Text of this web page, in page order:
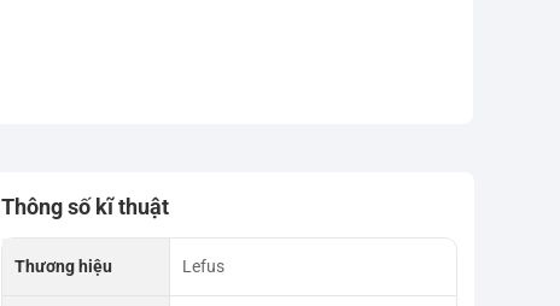
Thông số kĩ thuật
Thương hiệu Lefus